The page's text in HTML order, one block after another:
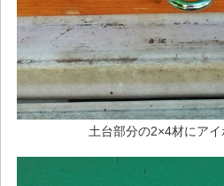
土台部分の2×4材にア